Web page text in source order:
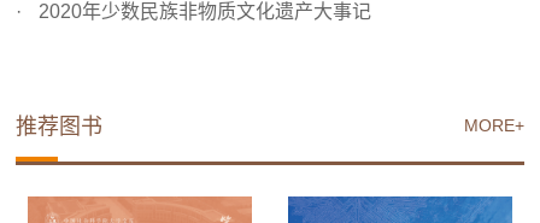
2020年少数民族非物质文化遗产大事记
MORE+
推荐图书